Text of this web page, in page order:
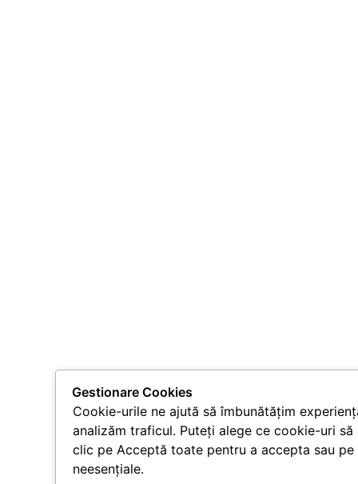
Gestionare Cookies
Cookie-urile ne ajută să îmbunătățim
analizăm traficul. Puteți alege ce cookie-uri
clic pe Acceptă toate pentru a accepta sau
neesențiale.